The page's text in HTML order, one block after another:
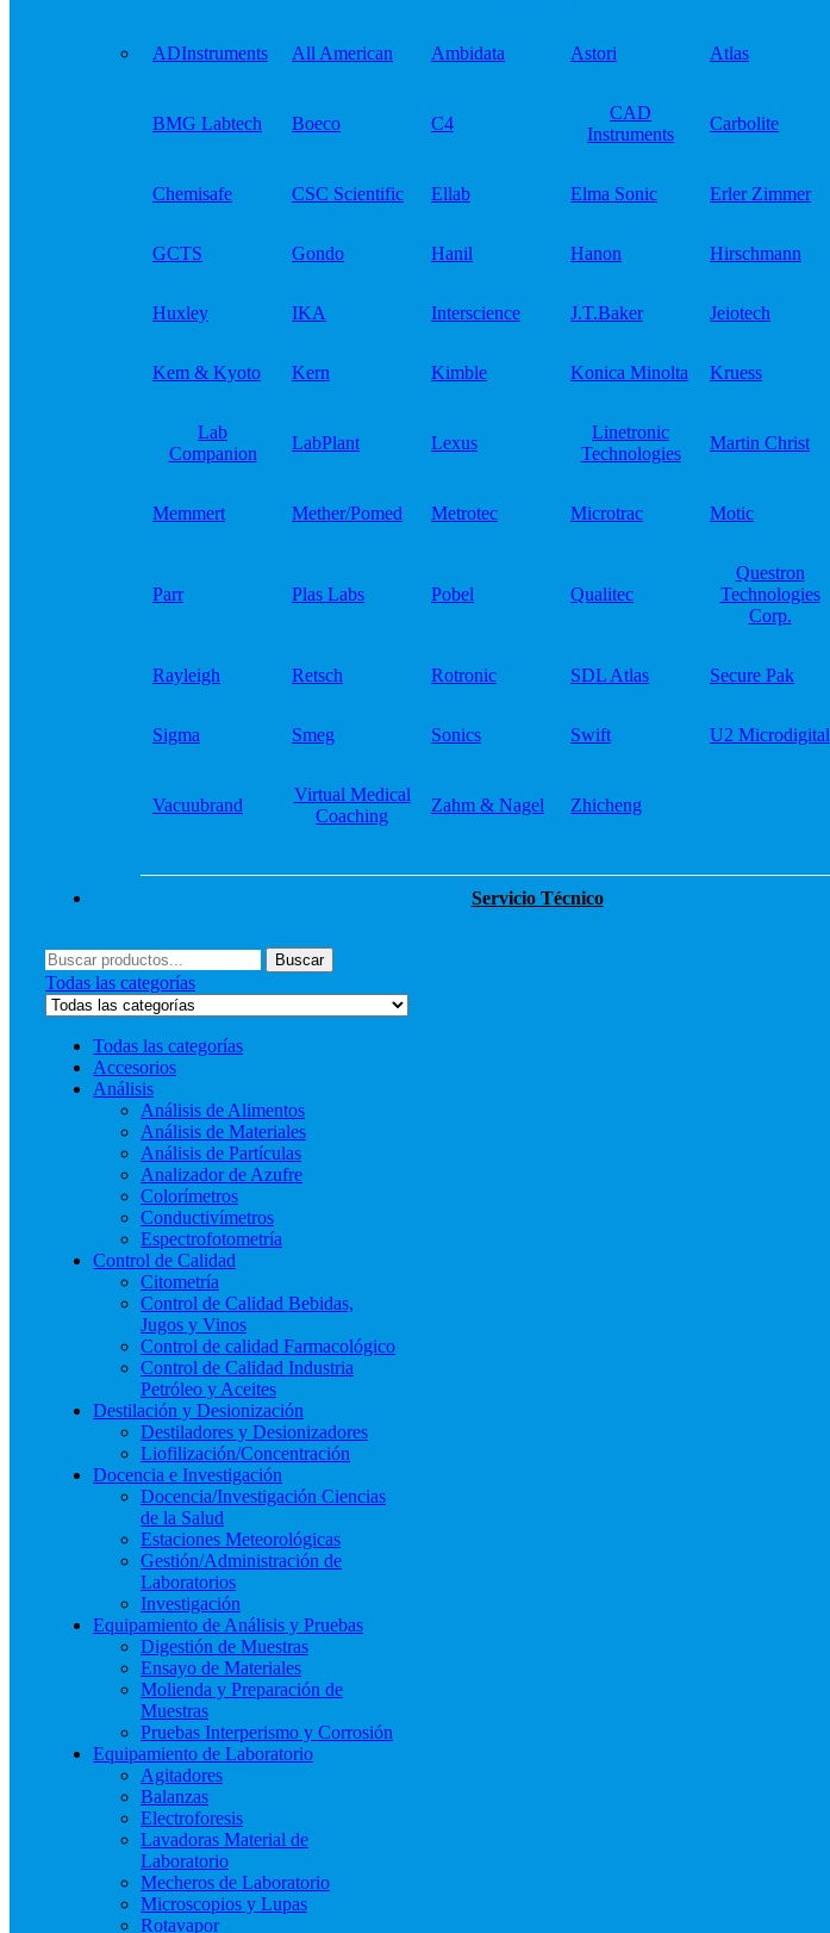
ADInstruments All American Ambidata Astori Atlas
BMG Labtech Boeco C4
CAD
Instruments
Carbolite
Chemisafe CSC Scientific Ellab Elma Sonic Erler Zimmer
GCTS Gondo Hanil Hanon Hirschmann
Huxley IKA Interscience J.T.Baker Jeiotech
Kem & Kyoto Kern Kimble Konica Minolta Kruess
Lab
Companion
LabPlant Lexus
Linetronic
Technologies
Martin Christ
Memmert Mether/Pomed Metrotec Microtrac Motic
Parr Plas Labs Pobel Qualitec
Questron
Technologies
Corp.
Rayleigh Retsch Rotronic SDL Atlas Secure Pak
Sigma Smeg Sonics Swift U2 Microdigital
Vacuubrand
Virtual Medical
Coaching
Zahm & Nagel Zhicheng
Servicio Técnico
Menú
Buscar
por:
Buscar
Todas las categorías
Todas las categorías
Accesorios
Análisis
Análisis de Alimentos
Análisis de Materiales
Análisis de Partículas
Analizador de Azufre
Colorímetros
Conductivímetros
Espectrofotometría
Control de Calidad
Citometría
Control de Calidad Bebidas,
Jugos y Vinos
Control de calidad Farmacológico
Control de Calidad Industria
Petróleo y Aceites
Destilación y Desionización
Destiladores y Desionizadores
Liofilización/Concentración
Docencia e Investigación
Docencia/Investigación Ciencias
de la Salud
Estaciones Meteorológicas
Gestión/Administración de
Laboratorios
Investigación
Equipamiento de Análisis y Pruebas
Digestión de Muestras
Ensayo de Materiales
Molienda y Preparación de
Muestras
Pruebas Interperismo y Corrosión
Equipamiento de Laboratorio
Agitadores
Balanzas
Electroforesis
Lavadoras Material de
Laboratorio
Mecheros de Laboratorio
Microscopios y Lupas
Rotavapor